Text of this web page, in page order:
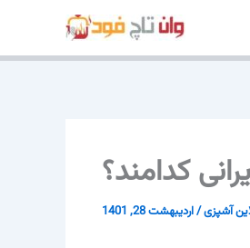
محتوا
کدامند؟
آشپزی/اردیبهشت 28, 1401